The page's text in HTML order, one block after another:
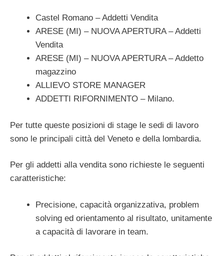
Castel Romano – Addetti Vendita
ARESE (MI) – NUOVA APERTURA – Addetti
Vendita
ARESE (MI) – NUOVA APERTURA – Addetto
magazzino
ALLIEVO STORE MANAGER
ADDETTI RIFORNIMENTO – Milano.
Per tutte queste posizioni di stage le sedi di lavoro
sono le principali città del Veneto e della lombardia.
Per gli addetti alla vendita sono richieste le seguenti
caratteristiche:
Precisione, capacità organizzativa, problem
solving ed orientamento al risultato, unitamente
a capacità di lavorare in team.